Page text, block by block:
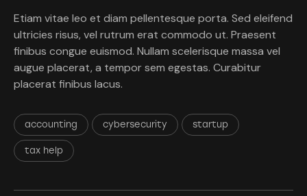
Etiam vitae leo et diam pellentesque porta. Sed eleifend
ultricies risus, vel rutrum erat commodo ut. Praesent
finibus congue euismod. Nullam scelerisque massa vel
augue placerat, a tempor sem egestas. Curabitur
placerat finibus lacus.
accounting cybersecurity startup
tax help